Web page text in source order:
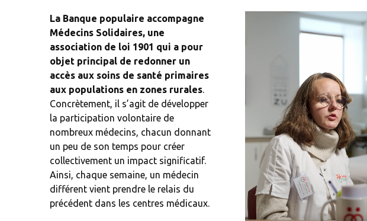
La Banque populaire accompagne
Médecins Solidaires, une
association de loi 1901 qui a pour
objet principal de redonner un
accès aux soins de santé primaires
aux populations en zones rurales.
Concrètement, il s’agit de développer
la participation volontaire de
nombreux médecins, chacun donnant
un peu de son temps pour créer
collectivement un impact significatif.
Ainsi, chaque semaine, un médecin
différent vient prendre le relais du
précédent dans les centres médicaux.